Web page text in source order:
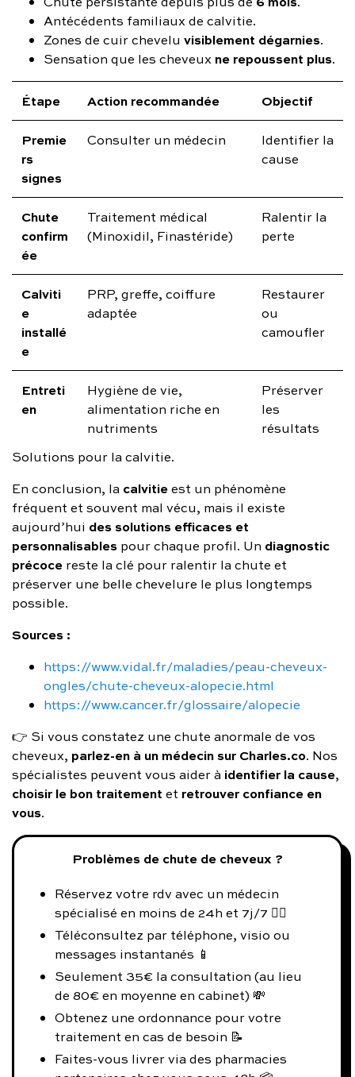
Antécédents familiaux de calvitie.
Zones de cuir chevelu visiblement dégarnies.
Sensation que les cheveuxne repoussent plus.
Étape Action recommandée Objectif
Premie
rs
signes
Consulter un médecin
Identifier la
cause
Chute
confirm
ée
Traitement médical
(Minoxidil, Finastéride)
Ralentir la
perte
Calviti
e
installé
e
PRP, greffe, coiffure
adaptée
Restaurer
ou
camoufler
Entreti
en
Hygiène de vie,
alimentation riche en
nutriments
Préserver
les
résultats
Solutions pour la calvitie.
En conclusion, la calvitieest un phénomène
fréquent et souvent mal vécu, mais il existe
aujourd’hui des solutions efficaces et
personnalisables pour chaque profil. Un diagnostic
précoce reste la clé pour ralentir la chute et
préserver une belle chevelure le plus longtemps
possible.
Sources :
https://www.vidal.fr/maladies/peau-cheveux-
ongles/chute-cheveux-alopecie.html
https://www.cancer.fr/glossaire/alopecie
👉 Si vous constatez une chute anormale de vos
cheveux, parlez-en à un médecin sur Charles.co. Nos
spécialistes peuvent vous aider à identifier la cause,
choisir le bon traitement etretrouver confiance en
vous.
Problèmes de chute de cheveux ?
Réservez votre rdv avec un médecin
spécialisé en moins de 24h et 7j/7 👨‍⚕️
Téléconsultez par téléphone, visio ou
messages instantanés 📱
Seulement 35€ la consultation (au lieu
de 80€ en moyenne en cabinet) 💸
Obtenez une ordonnance pour votre
traitement en cas de besoin 📝
Faites-vous livrer via des pharmacies